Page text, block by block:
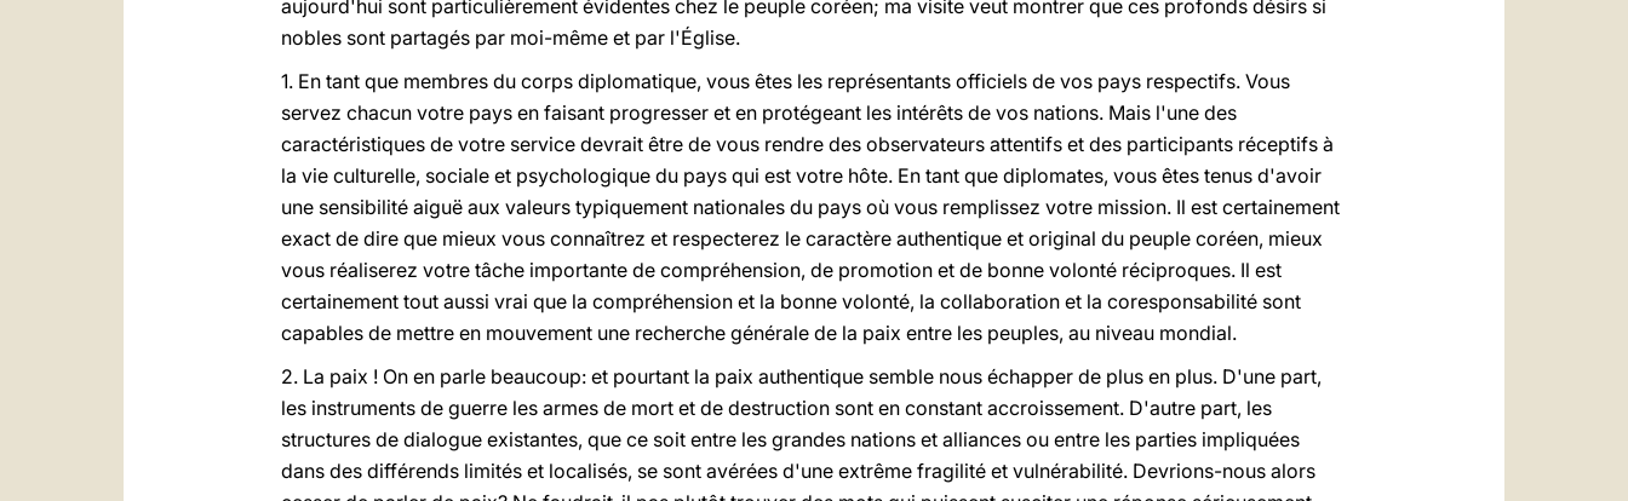
aujourd'hui sont particulièrement évidentes chez le peuple coréen; ma visite veut montrer que ces profonds désirs si
nobles sont partagés par moi-même et par l'Église.
1. En tant que membres du corps diplomatique, vous êtes les représentants officiels de vos pays respectifs. Vous
servez chacun votre pays en faisant progresser et en protégeant les intérêts de vos nations. Mais l'une des
caractéristiques de votre service devrait être de vous rendre des observateurs attentifs et des participants réceptifs à
la vie culturelle, sociale et psychologique du pays qui est votre hôte. En tant que diplomates, vous êtes tenus d'avoir
une sensibilité aiguë aux valeurs typiquement nationales du pays où vous remplissez votre mission. Il est certainement
exact de dire que mieux vous connaîtrez et respecterez le caractère authentique et original du peuple coréen, mieux
vous réaliserez votre tâche importante de compréhension, de promotion et de bonne volonté réciproques. Il est
certainement tout aussi vrai que la compréhension et la bonne volonté, la collaboration et la coresponsabilité sont
capables de mettre en mouvement une recherche générale de la paix entre les peuples, au niveau mondial.
2. La paix ! On en parle beaucoup: et pourtant la paix authentique semble nous échapper de plus en plus. D'une part,
les instruments de guerre les armes de mort et de destruction sont en constant accroissement. D'autre part, les
structures de dialogue existantes, que ce soit entre les grandes nations et alliances ou entre les parties impliquées
dans des différends limités et localisés, se sont avérées d'une extrême fragilité et vulnérabilité. Devrions-nous alors